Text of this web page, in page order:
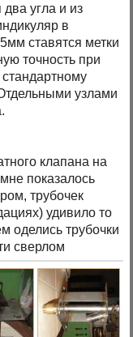
угла и из
в
ставятся метки
точность при
узлами
клапана на
показалось
трубочек
удивило то
оделись трубочки
сверлом